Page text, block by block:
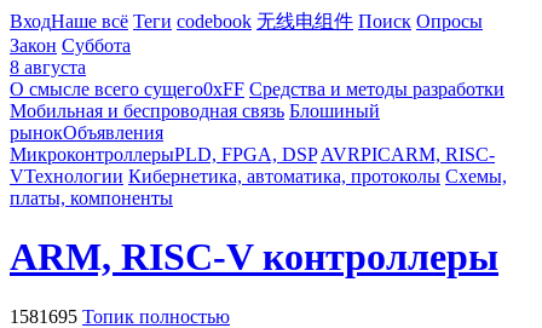
ВходНаше всё Теги codebook 无线电组件 Поиск Опросы
Закон Суббота
8 августа
О смысле всего сущего0xFF Средства и методы разработки
Мобильная и беспроводная связь Блошиный
рынокОбъявления
МикроконтроллерыPLD, FPGA, DSP AVRPICARM, RISC-
VТехнологии Кибернетика, автоматика, протоколы Схемы,
платы, компоненты
ARM, RISC-V контроллеры
1581695 Топик полностью